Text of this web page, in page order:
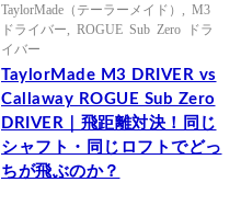
TaylorMade（テーラーメイド）
M3
ドライバー
ROGUE Sub Zero ドラ
イバー
TaylorMade M3 DRIVER vs
Callaway ROGUE Sub Zero
DRIVER｜飛距離対決！同じ
シャフト・同じロフトでどっ
ちが飛ぶのか？